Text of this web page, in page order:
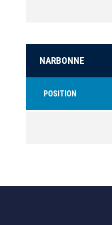
NARBONNE
POSITION